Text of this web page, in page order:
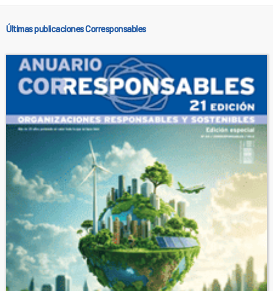
Últimas publicaciones Corresponsables